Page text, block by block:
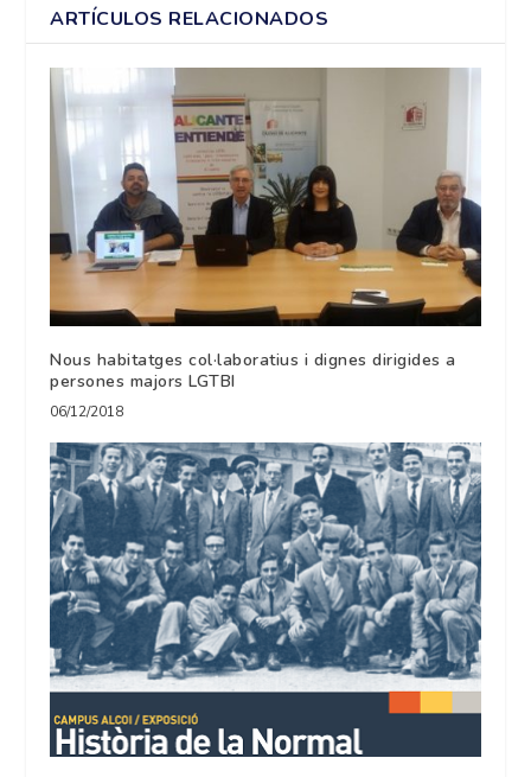
ARTÍCULOS RELACIONADOS
Nous habitatges col·laboratius i dignes dirigides a
persones majors LGTBI
06/12/2018